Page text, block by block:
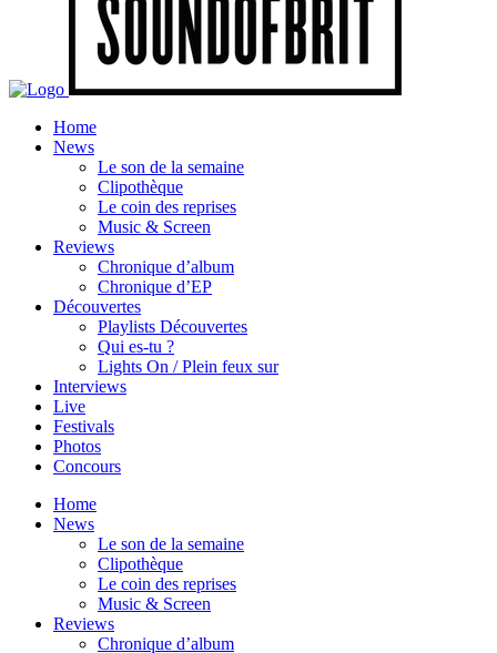
Home
News
Le son de la semaine
Clipothèque
Le coin des reprises
Music & Screen
Reviews
Chronique d’album
Chronique d’EP
Découvertes
Playlists Découvertes
Qui es-tu ?
Lights On / Plein feux sur
Interviews
Live
Festivals
Photos
Concours
Home
News
Le son de la semaine
Clipothèque
Le coin des reprises
Music & Screen
Reviews
Chronique d’album